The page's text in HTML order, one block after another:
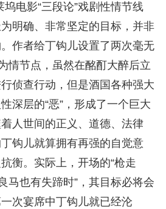
电影“三段论”戏剧性情节线
明确、非常坚定的目标，并非
作者给丁钩儿设置了两次毫无
情节点，虽然在酩酊大醉后立
侦查行动，但是酒国各种强大
深层的“恶”，形成了一个巨大
人世间的正义、道德、法律
钩儿就算拥有再强的自觉意
衡。实际上，开场的“枪走
马也有失蹄时”，其目标必将会
次宴席中丁钩儿就已经沦